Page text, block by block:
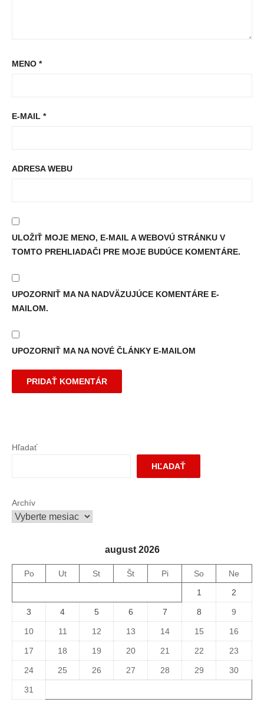
MENO *
E-MAIL *
ADRESA WEBU
ULOŽIŤ MOJE MENO, E-MAIL A WEBOVÚ STRÁNKU V
TOMTO PREHLIADAČI PRE MOJE BUDÚCE KOMENTÁRE.
UPOZORNIŤ MA NA NADVÄZUJÚCE KOMENTÁRE E-
MAILOM.
UPOZORNIŤ MA NA NOVÉ ČLÁNKY E-MAILOM
Hľadať
HĽADAŤ
Archív
august 2026
Po Ut St Št Pi So
Ne
1
2
3 4 5 6 7 8 9
10 11 12 13 14 15 16
17 18 19 20 21 22 23
24 25 26 27 28 29 30
31